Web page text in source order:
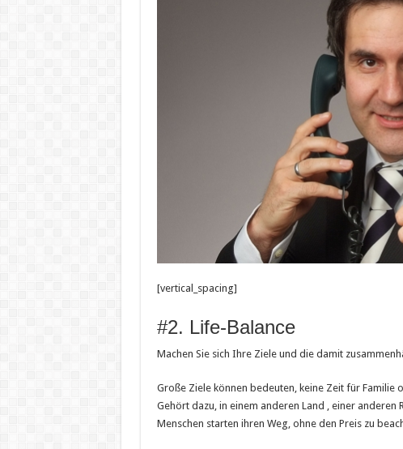
[vertical_spacing]
#2. Life-Balance
Machen Sie sich Ihre Ziele und die damit
Große Ziele können bedeuten, keine Zeit für Familie
Gehört dazu, in einem anderen Land , einer anderen
Menschen starten ihren Weg, ohne den Preis zu